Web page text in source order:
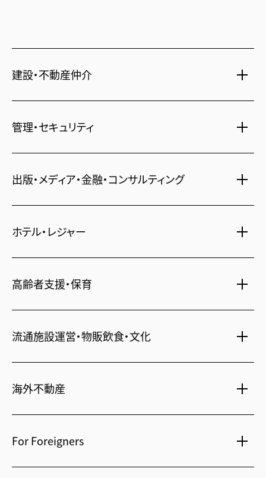
建設・不動産仲介
新築分譲マンション・新築戸建
注文住宅・リフォーム
賃貸・売買物件情報
不動産仲介
一括寮仲介
不動産投資
府中・東岡崎
管理・セキュリティ
社宅代行
時間貸し駐車場
ビル管理
鍵・カードキー
24時間コールセンター
出版・メディア・金融・コンサルティング
書籍・コミック
広告代理店
住宅ローン
保険・資産運用
不動産信託
人材派遣・紹介
ホテル・レジャー
シティ・リゾートホテル
ビジネスホテル
横浜関内・流山おおたかの森
府中・葛西・西葛西
日光温泉・川治温泉
高齢者支援・保育
シニア総合窓口
流通施設運営・物販飲食・文化
和風レストラン
相田みつを美術館
海外不動産
上海
北京
For Foreigners